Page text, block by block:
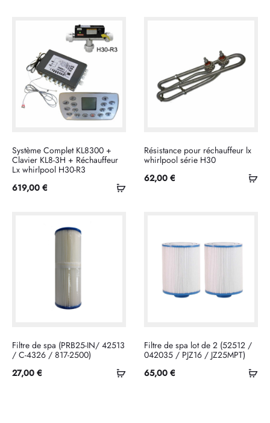
Ajouter
Système Complet KL8300 +
Clavier KL8-3H + Réchauffeur
Lx whirlpool H30-R3
619,00 €
Résistance pour réchauffeur lx
whirlpool série H30
62,00 €
Ajouter
Filtre de spa (PRB25-IN/ 42513
/ C-4326 / 817-2500)
27,00 €
Filtre de spa lot de 2 (52512 /
042035 / PJZ16 / JZ25MPT)
65,00 €